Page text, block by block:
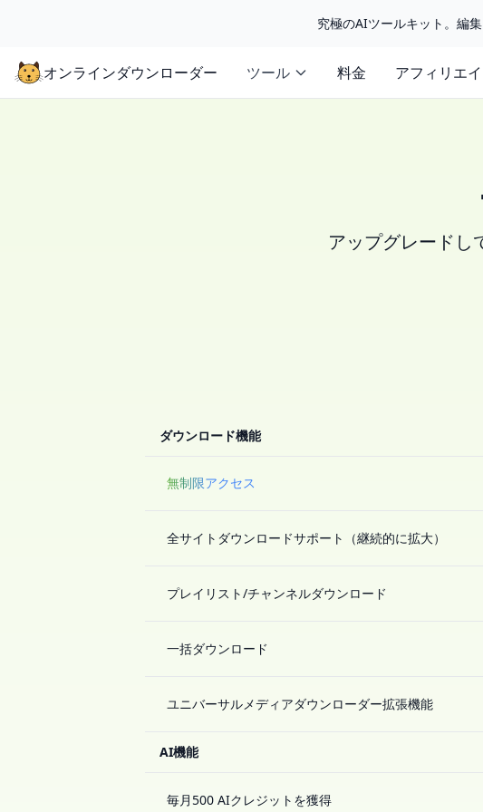
究極のAIツールキット。編
オンラインダウンローダー ツール 料金 アフィリエイ
アップグレードし
ダウンロード機能
無制限アクセス
全サイトダウンロードサポート（継続的に拡大）
プレイリスト/チャンネルダウンロード
一括ダウンロード
ユニバーサルメディアダウンローダー拡張機能
AI機能
毎月500 AIクレジットを獲得